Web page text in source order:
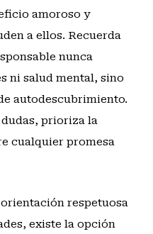
amoroso y
a ellos. Recuerda
nunca
ni salud mental, sino
autodescubrimiento.
prioriza la
cualquier promesa
respetuosa
existe la opción